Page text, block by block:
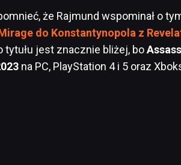
że Rajmund wspominał o
do Konstantynopola z
tytułu jest znacznie bliżej, bo
na PC, PlayStation 4 i 5 oraz